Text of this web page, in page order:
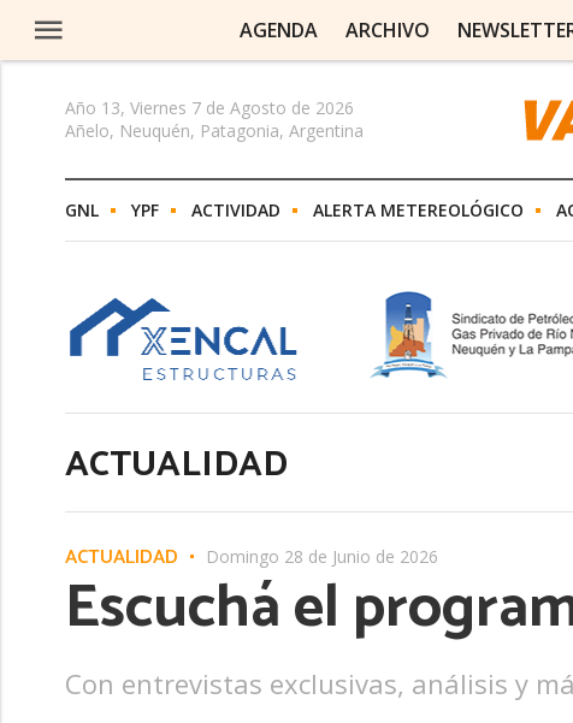
AGENDA ARCHIVO
Año 13, Viernes 7 de Agosto de 2026
Añelo, Neuquén, Patagonia, Argentina
GNL YPF ACTIVIDAD ALERTA METEREOLÓGICO
ACTUALIDAD
ACTUALIDAD Domingo 28 de Junio de 2026
Escuchá el
Con entrevistas exclusivas, análisis y